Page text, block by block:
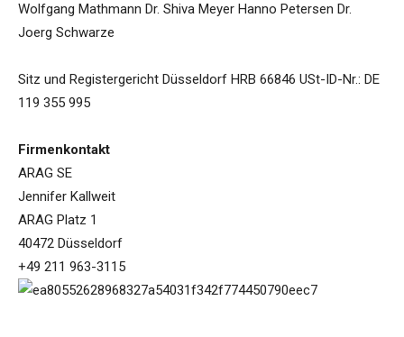
Wolfgang Mathmann Dr. Shiva Meyer Hanno Petersen Dr.
Joerg Schwarze
Sitz und Registergericht Düsseldorf HRB 66846 USt-ID-Nr.: DE
119 355 995
Firmenkontakt
ARAG SE
Jennifer Kallweit
ARAG Platz 1
40472 Düsseldorf
+49 211 963-3115